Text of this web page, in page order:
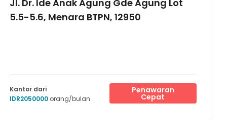
memiliki banyak jendela dan berlimpah sinar matahari,
Anda dapat tetap fokus dalam mengolah beragam
perbelanjaan terdekat yang menyediakan segala
kebutuhan Anda untuk menjaga tim dan para klien tetap
terhibur.
Jl. Dr. Ide Anak Agung Gde Agung Lot
5.5-5.6, Menara BTPN, 12950
Kantor dari
IDR2050000 orang/bulan
Penawaran
Cepat